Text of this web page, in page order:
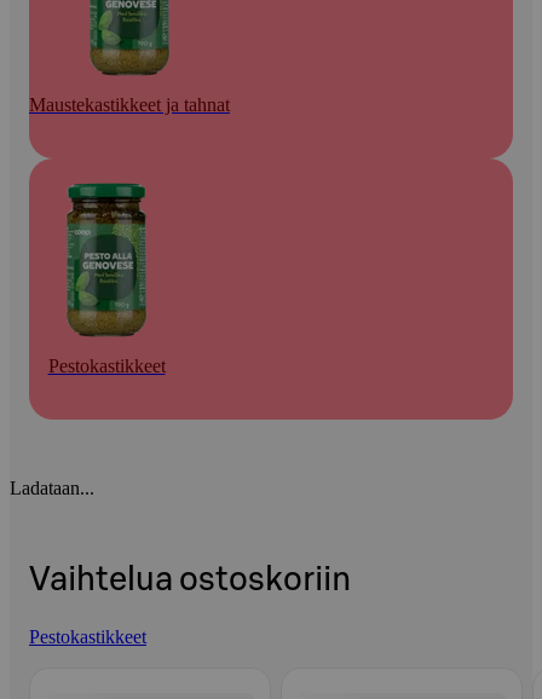
Maustekastikkeet ja tahnat
Pestokastikkeet
Ladataan...
Vaihtelua ostoskoriin
Pestokastikkeet